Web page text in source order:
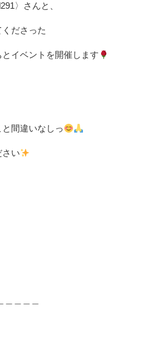
〉さんと、
ださった
イベントを開催します
間違いなしっ
さい